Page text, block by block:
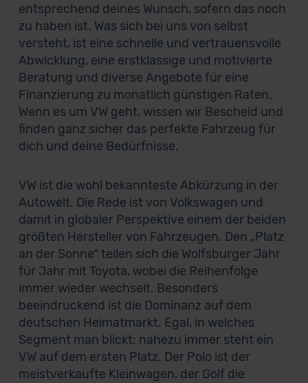
entsprechend deines Wunsch, sofern das noch
zu haben ist. Was sich bei uns von selbst
versteht, ist eine schnelle und vertrauensvolle
Abwicklung, eine erstklassige und motivierte
Beratung und diverse Angebote für eine
Finanzierung zu monatlich günstigen Raten.
Wenn es um VW geht, wissen wir Bescheid und
finden ganz sicher das perfekte Fahrzeug für
dich und deine Bedürfnisse.
VW ist die wohl bekannteste Abkürzung in der
Autowelt. Die Rede ist von Volkswagen und
damit in globaler Perspektive einem der beiden
größten Hersteller von Fahrzeugen. Den „Platz
an der Sonne“ teilen sich die Wolfsburger Jahr
für Jahr mit Toyota, wobei die Reihenfolge
immer wieder wechselt. Besonders
beeindruckend ist die Dominanz auf dem
deutschen Heimatmarkt. Egal, in welches
Segment man blickt: nahezu immer steht ein
VW auf dem ersten Platz. Der Polo ist der
meistverkaufte Kleinwagen, der Golf die